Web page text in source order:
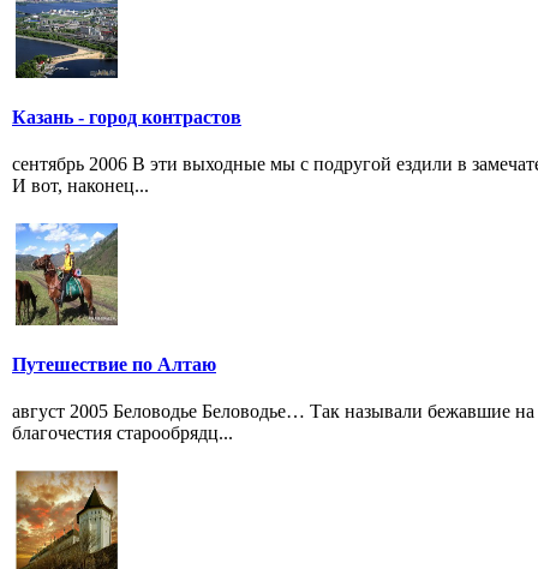
Казань - город контрастов
сентябрь 2006 В эти выходные мы с подругой ездили в
И вот, наконец...
Путешествие по Алтаю
август 2005 Беловодье Беловодье… Так называли бежавшие
благочестия старообрядц...